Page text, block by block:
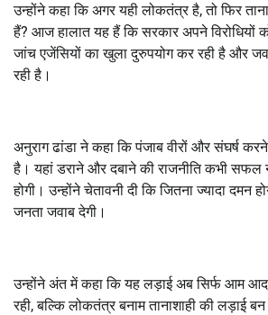
उन्होंने कहा कि अगर यही लोकतंत्र है,तो फिर
हैं? आज हालात यह हैं कि सरकार अपने विरोधियों
जांच एजेंसियों का खुला दुरुपयोग कर रही है और
रही है।
अनुराग ढांडा ने कहा कि पंजाब वीरों और संघर्ष
है। यहां डराने और दबाने की राजनीति कभी सफल
होगी। उन्होंने चेतावनी दी कि जितना ज्यादा दमन
जनता जवाब देगी।
उन्होंने अंत में कहा कि यह लड़ाई अब सिर्फ आम
रही,बल्कि लोकतंत्र बनाम तानाशाही की लड़ाई